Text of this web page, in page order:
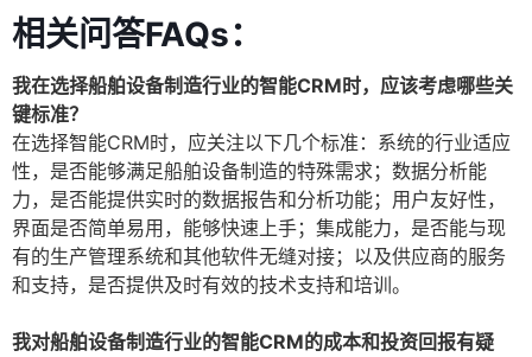
相关问答FAQs：
我在选择船舶设备制造行业的智能CRM时，应该考虑哪些关
键标准？
在选择智能CRM时，应关注以下几个标准：系统的行业适应
性，是否能够满足船舶设备制造的特殊需求；数据分析能
力，是否能提供实时的数据报告和分析功能；用户友好性，
界面是否简单易用，能够快速上手；集成能力，是否能与现
有的生产管理系统和其他软件无缝对接；以及供应商的服务
和支持，是否提供及时有效的技术支持和培训。
我对船舶设备制造行业的智能CRM的成本和投资回报有疑